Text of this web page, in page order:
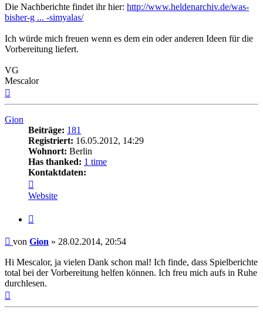
Die Nachberichte findet ihr hier: http://www.heldenarchiv.de/was-
bisher-g ... -simyalas/
Ich würde mich freuen wenn es dem ein oder anderen Ideen für die
Vorbereitung liefert.
VG
Mescalor
Gion
Beiträge: 181
Registriert: 16.05.2012, 14:29
Wohnort: Berlin
Has thanked: 1 time
Kontaktdaten:
von
Gion
Website
Beitrag
von Gion » 28.02.2014, 20:54
Hi Mescalor, ja vielen Dank schon mal! Ich finde, dass Spielberichte
total bei der Vorbereitung helfen können. Ich freu mich aufs in Ruhe
durchlesen.